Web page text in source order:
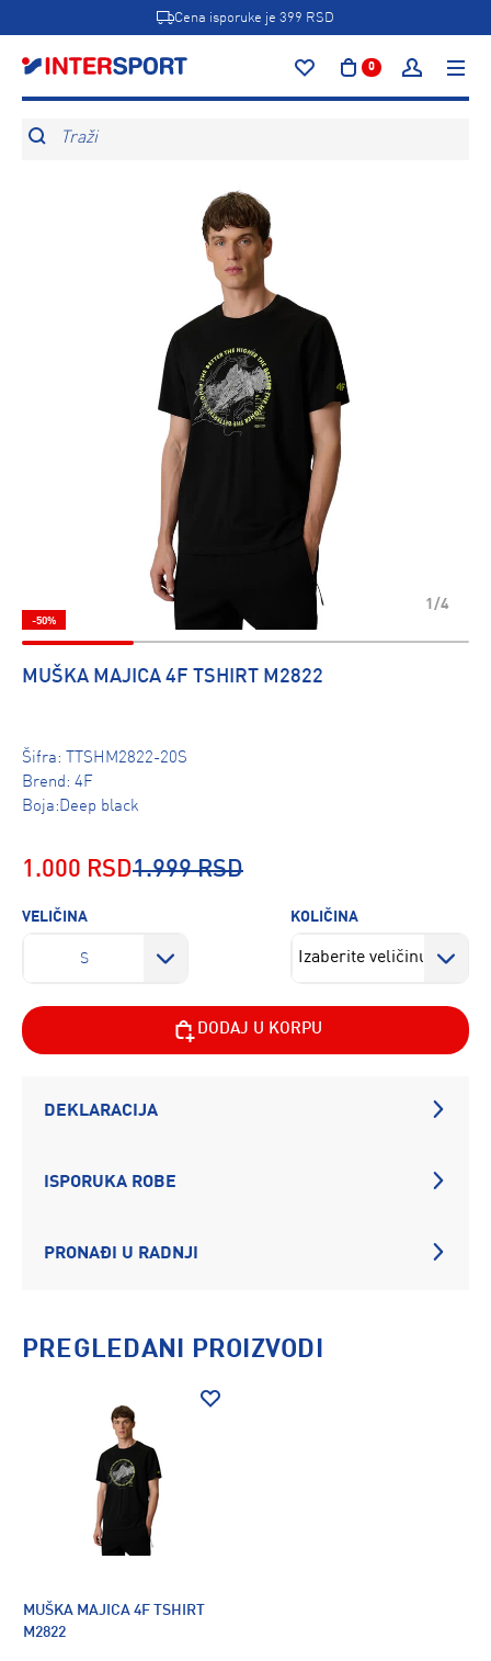
Cena isporuke je 399 RSD
0
Traži
1/4
-50%
MUŠKA MAJICA 4F TSHIRT M2822
Šifra: TTSHM2822-20S
Brend: 4F
Boja:Deep black
1.000 RSD1.999 RSD
VELIČINA
S
KOLIČINA
DODAJ U KORPU
DEKLARACIJA
ISPORUKA ROBE
PRONAĐI U RADNJI
PREGLEDANI PROIZVODI
MUŠKA MAJICA 4F TSHIRT
M2822